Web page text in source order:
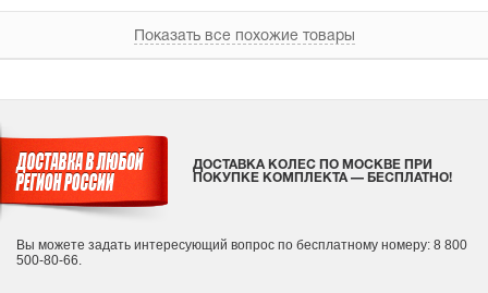
Показать все похожие товары
ДОСТАВКА КОЛЕС ПО МОСКВЕ ПРИ
ПОКУПКЕ КОМПЛЕКТА — БЕСПЛАТНО!
Вы можете задать интересующий вопрос по бесплатному номеру: 8 800
500-80-66.